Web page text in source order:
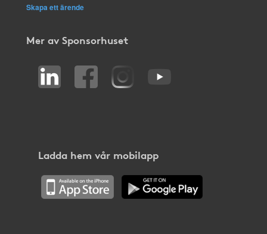
Skapa ett ärende
Mer av Sponsorhuset
Ladda hem vår mobilapp